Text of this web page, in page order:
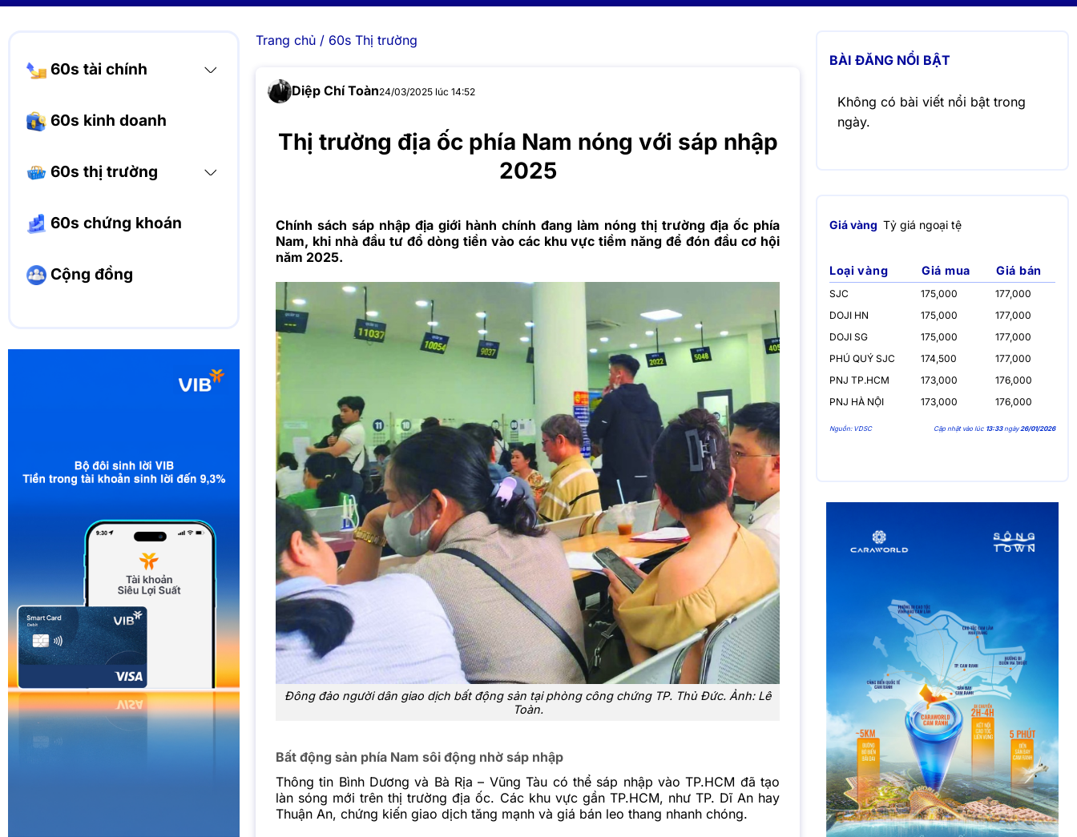
60s tài chính
60s kinh doanh
60s thị trường
60s chứng khoán
Cộng đồng
Trang chủ/ 60s Thị trường
Diệp Chí Toàn24/03/2025 lúc 14:52
Thị trường địa ốc phía Nam nóng với sáp nhập
2025
Chính sách sáp nhập địa giới hành chính đang làm nóng thị trường địa ốc phía
Nam, khi nhà đầu tư đổ dòng tiền vào các khu vực tiềm năng để đón đầu cơ hội
năm 2025.
Đông đảo người dân giao dịch bất động sản tại phòng công chứng TP. Thủ Đức. Ảnh: Lê
Toàn.
Bất động sản phía Nam sôi động nhờ sáp nhập
Thông tin Bình Dương và Bà Rịa – Vũng Tàu có thể sáp nhập vàoTP.HCM đã tạo
làn sóng mới trên thị trường địa ốc. Các khu vực gần TP.HCM, như TP. Dĩ An hay
Thuận An, chứng kiến giao dịch tăng mạnh và giá bán leo thang nhanh chóng.
BÀI ĐĂNG NỔI BẬT
Không có bài viết nổi bật trong
ngày.
Giá vàng Tỷ giá ngoại tệ
Loại vàng Giá mua Giá bán
SJC 175,000
177,000
DOJI HN
175,000
177,000
DOJI SG
175,000
177,000
PHÚ QUÝ SJC
174,500
177,000
PNJ TP.HCM
173,000
176,000
PNJ HÀ NỘI
173,000 176,000
Nguồn: VDSC Cập nhật vào lúc 13:33ngày26/01/2026